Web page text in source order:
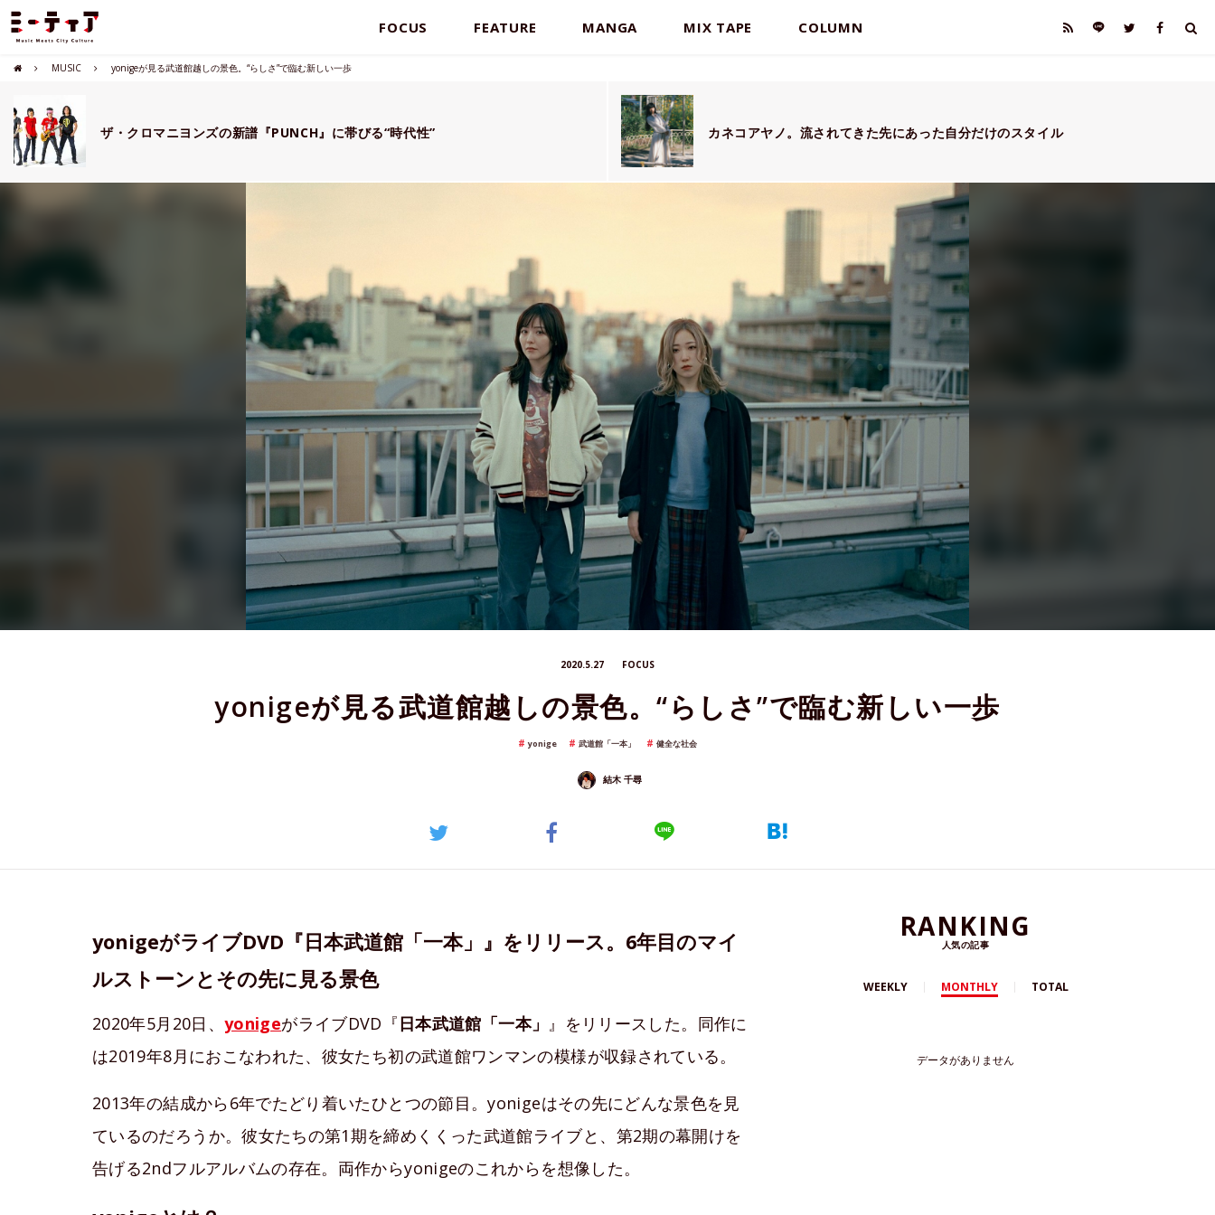
FOCUS FEATURE MANGA MIX TAPE COLUMN
MUSIC yonigeが見る武道館越しの景色。“らしさ”で臨む新しい一歩
ザ・クロマニヨンズの新譜『PUNCH』に帯びる“時代性” カネコアヤノ。流されてきた先にあった自分だけのスタイル
2020.5.27 FOCUS
yonigeが見る武道館越しの景色。“らしさ”で臨む新しい一歩
yonige 武道館「一本」 健全な社会
結木 千尋
yonigeがライブDVD『日本武道館「一本」』をリリース。6年目のマイ
ルストーンとその先に見る景色
2020年5月20日、 yonigeがライブDVD『日本武道館「一本」
』をリリースした。同作に
は2019年8月におこなわれた、彼女たち初の武道館ワンマンの模様が収録されている。
2013年の結成から6年でたどり着いたひとつの節目。yonigeはその先にどんな景色を見
ているのだろうか。彼女たちの第1期を締めくくった武道館ライブと、第2期の幕開けを
告げる2ndフルアルバムの存在。両作からyonigeのこれからを想像した。
RANKING
人気の記事
WEEKLY MONTHLY TOTAL
データがありません